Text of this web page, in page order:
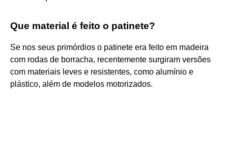
Que material é feito o patinete?
Se nos seus primórdios o patinete era feito em madeira
com rodas de borracha, recentemente surgiram versões
com materiais leves e resistentes, como alumínio e
plástico, além de modelos motorizados.